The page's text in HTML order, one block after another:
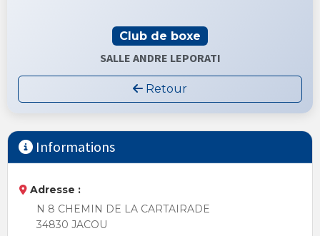
Club de boxe
SALLE ANDRE LEPORATI
Retour
Informations
Adresse :
N 8 CHEMIN DE LA CARTAIRADE
34830 JACOU